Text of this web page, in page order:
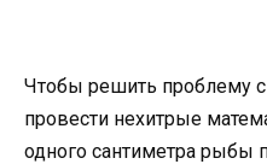
Чтобы решить проблему
провести нехитрые
одного сантиметра рыбы